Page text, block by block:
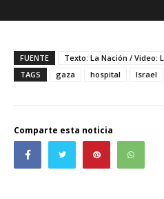
FUENTE
Texto: La Nación / Video:
TAGS
gaza hospital Israel
Comparte esta noticia